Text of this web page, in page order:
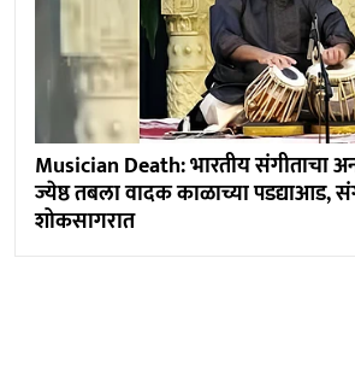
Musician Death: भारतीय संगीताचा
ज्येष्ठ तबला वादक काळाच्या पडद्याआड,
शोकसागरात